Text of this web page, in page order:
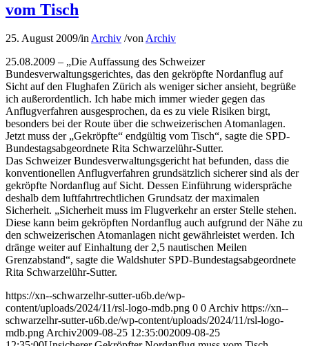
vom Tisch
25. August 2009/inArchiv /vonArchiv
25.08.2009 – „Die Auffassung des Schweizer
Bundesverwaltungsgerichtes, das den gekröpfte Nordanflug auf
Sicht auf den Flughafen Zürich als weniger sicher ansieht, begrüße
ich außerordentlich. Ich habe mich immer wieder gegen das
Anflugverfahren ausgesprochen, da es zu viele Risiken birgt,
besonders bei der Route über die schweizerischen Atomanlagen.
Jetzt muss der „Gekröpfte“ endgültig vom Tisch“, sagte die SPD-
Bundestagsabgeordnete Rita Schwarzelühr-Sutter.
Das Schweizer Bundesverwaltungsgericht hat befunden, dass die
konventionellen Anflugverfahren grundsätzlich sicherer sind als der
gekröpfte Nordanflug auf Sicht. Dessen Einführung widerspräche
deshalb dem luftfahrtrechtlichen Grundsatz der maximalen
Sicherheit. „Sicherheit muss im Flugverkehr an erster Stelle stehen.
Diese kann beim gekröpften Nordanflug auch aufgrund der Nähe zu
den schweizerischen Atomanlagen nicht gewährleistet werden. Ich
dränge weiter auf Einhaltung der 2,5 nautischen Meilen
Grenzabstand“, sagte die Waldshuter SPD-Bundestagsabgeordnete
Rita Schwarzelühr-Sutter.
https://xn--schwarzelhr-sutter-u6b.de/wp-
content/uploads/2024/11/rsl-logo-mdb.png 0 0Archiv https://xn--
schwarzelhr-sutter-u6b.de/wp-content/uploads/2024/11/rsl-logo-
mdb.pngArchiv2009-08-25 12:35:002009-08-25